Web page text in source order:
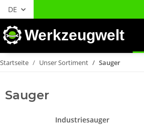
DE
Werkzeugwelt
Startseite Unser Sortiment Sauger
Sauger
Industriesauger